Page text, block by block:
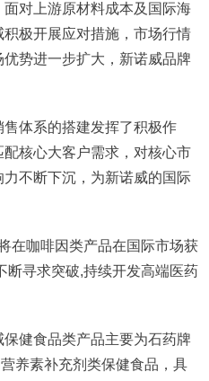
对上游原材料成本及国际海
极开展应对措施，市场行情
势进一步扩大，新诺威品牌
体系的搭建发挥了积极作
核心大客户需求，对核心市
不断下沉，为新诺威的国际
在咖啡因类产品在国际市场获
断寻求突破,持续开发高端医药
健食品类产品主要为石药牌
养素补充剂类保健食品，具